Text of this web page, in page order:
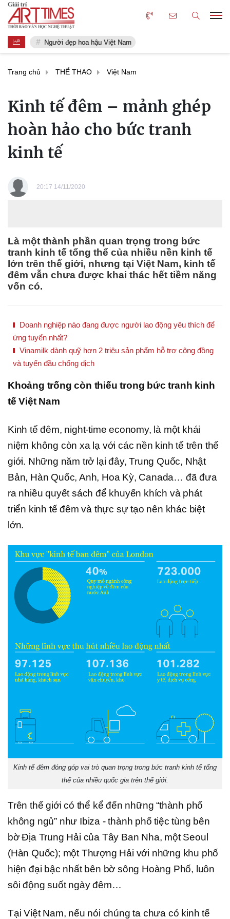
Người đẹp hoa hậu Việt Nam
Trang chủ THỂ THAO Việt Nam
Kinh tế đêm – mảnh ghép
hoàn hảo cho bức tranh
kinh tế
20:17 14/11/2020
Là một thành phần quan trọng trong bức
tranh kinh tế tổng thể của nhiều nền kinh tế
lớn trên thế giới, nhưng tại Việt Nam, kinh tế
đêm vẫn chưa được khai thác hết tiềm năng
vốn có.
Doanh nghiệp nào đang được người lao động yêu thích để
ứng tuyển nhất?
Vinamilk dành quỹ hơn 2 triệu sản phẩm hỗ trợ cộng đồng
và tuyến đầu chống dịch
Khoảng trống còn thiếu trong bức tranh kinh
tế Việt Nam
Kinh tế đêm, night-time economy, là một khái
niệm không còn xa lạ với các nền kinh tế trên thế
giới. Những năm trở lại đây, Trung Quốc, Nhật
Bản, Hàn Quốc, Anh, Hoa Kỳ, Canada… đã đưa
ra nhiều quyết sách để khuyến khích và phát
triển kinh tế đêm và thực sự tạo nên khác biệt
lớn.
Kinh tế đêm đóng góp vai trò quan trọng trong bức tranh kinh tế tổng
thể của nhiều quốc gia trên thế giới.
Trên thế giới có thể kể đến những “thành phố
không ngủ” như Ibiza - thành phố tiệc tùng bên
bờ Địa Trung Hải của Tây Ban Nha, một Seoul
(Hàn Quốc); một Thượng Hải với những khu phố
hiện đại bậc nhất bên bờ sông Hoàng Phố, luôn
sôi động suốt ngày đêm…
Tại Việt Nam, nếu nói chúng ta chưa có kinh tế